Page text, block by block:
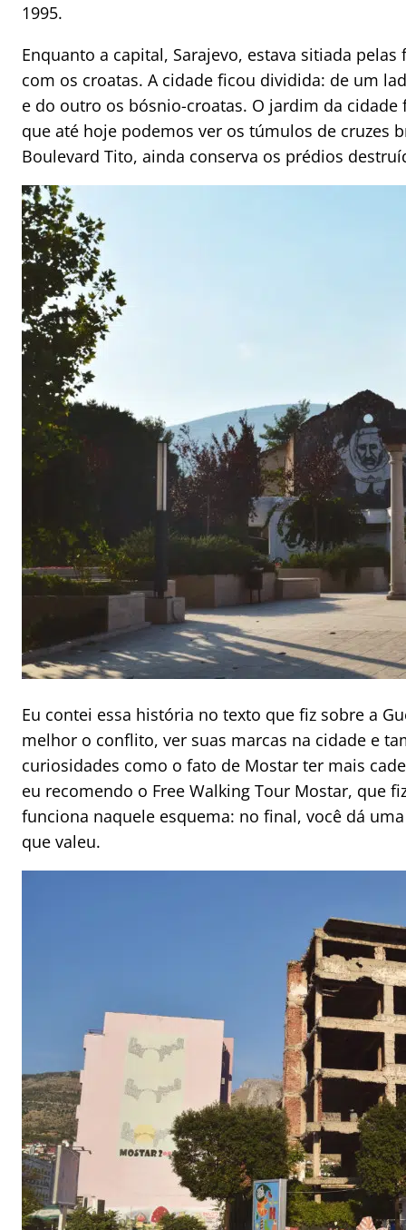
1995.
Enquanto a capital, Sarajevo, estava sitiada
com os croatas. A cidade ficou dividida: de um
e do outro os bósnio-croatas. O jardim da
que até hoje podemos ver os túmulos de cruzes
Boulevard Tito, ainda conserva os prédios
Eu contei essa história no texto que fiz sobre a
melhor o conflito, ver suas marcas na cidade e
curiosidades como o fato de Mostar ter mais
eu recomendo o Free Walking Tour Mostar, que
funciona naquele esquema: no final, você dá
que valeu.